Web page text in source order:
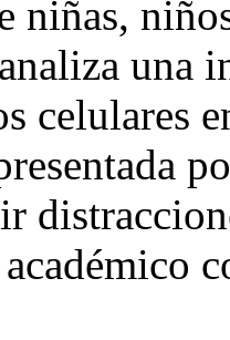
niñas,
una
celulares